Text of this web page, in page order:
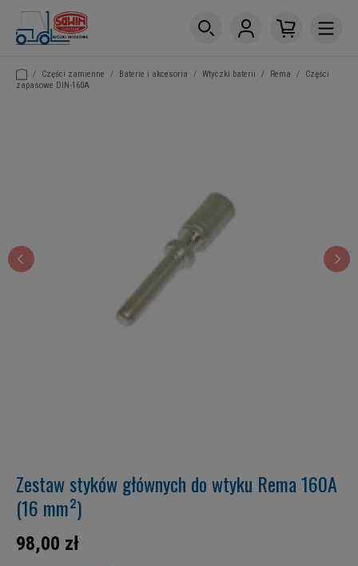
/ Części zamienne / Baterie i akcesoria / Wtyczki baterii / Rema /
Części
zapasowe DIN-160A
Zestaw styków głównych do wtyku Rema 160A
(16 mm²)
98,00 zł